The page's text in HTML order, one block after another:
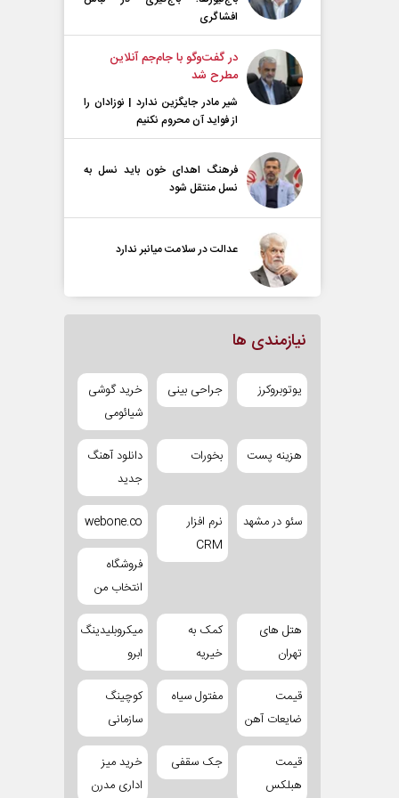
افشاگری
در گفت‌و‌گو با جام‌جم آنلاین
مطرح شد
شیر مادر جایگزین ندارد | نوزادان را
از فواید آن محروم نکنیم
فرهنگ اهدای خون باید نسل به
نسل منتقل شود
عدالت در سلامت میانبر ندارد
نیازمندی ها
یوتوبروکرز جراحی بینی
خرید گوشی
شیائومی
هزینه پست بخورات
دانلود آهنگ
جدید
سئو در مشهد
نرم افزار
CRM
webone.co
فروشگاه
انتخاب من
هتل های
تهران
کمک به
خیریه
میکروبلیدینگ
ابرو
قیمت
ضایعات آهن
مفتول سیاه
کوچینگ
سازمانی
قیمت
هبلکس
جک سقفی
خرید میز
اداری مدرن